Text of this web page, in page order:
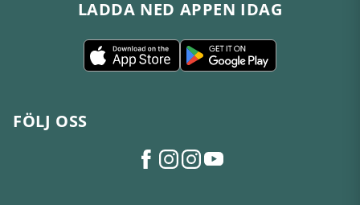
LADDA NED APPEN IDAG
FÖLJ OSS